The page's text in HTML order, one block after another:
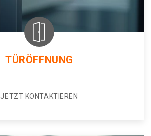
TÜRÖFFNUNG
JETZT KONTAKTIEREN